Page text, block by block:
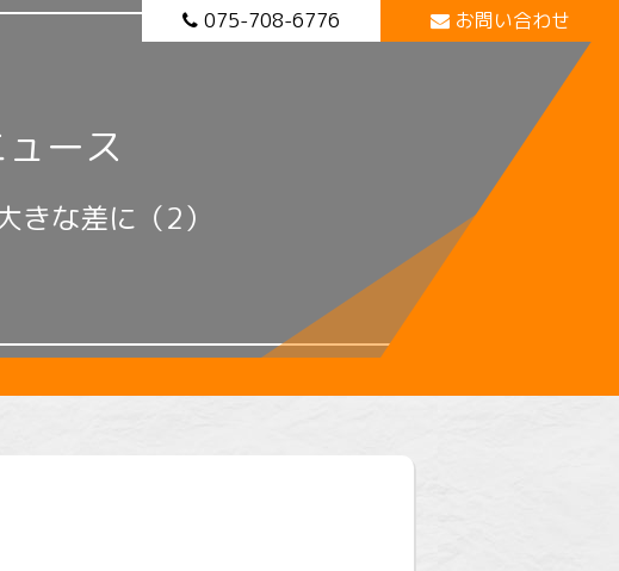
ース
きな差に（2）
075-708-6776 お問い合わせ